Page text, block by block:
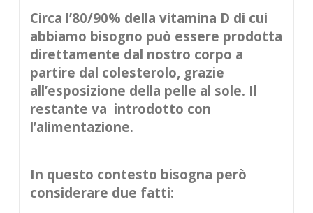
Circa l’80/90% della vitamina D di cui
abbiamo bisogno può essere prodotta
direttamente dal nostro corpo a
partire dal colesterolo, grazie
all’esposizione della pelle al sole. Il
restante va introdotto con
l’alimentazione.
In questo contesto bisogna però
considerare due fatti: